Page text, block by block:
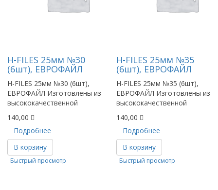
Н-FILES 25мм №30
(6шт), ЕВРОФАЙЛ
H-FILES 25мм №30 (6шт),
ЕВРОФАЙЛ Изготовлены из
высококачественной
140,00
Подробнее
В корзину
Н-FILES 25мм №35
(6шт), ЕВРОФАЙЛ
H-FILES 25мм №35 (6шт),
ЕВРОФАЙЛ Изготовлены из
высококачественной
140,00
Подробнее
В корзину
Быстрый просмотр Быстрый просмотр